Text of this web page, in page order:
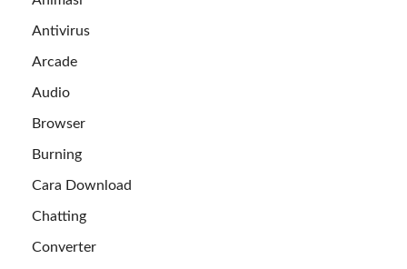
Antivirus
Arcade
Audio
Browser
Burning
Cara Download
Chatting
Converter